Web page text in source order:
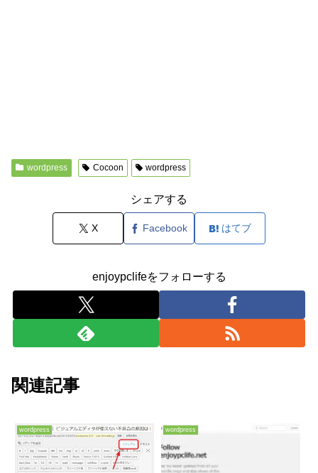
wordpress Cocoon wordpress
シェアする
X Facebook はてブ
enjoypclifeをフォローする
関連記事
wordpress wordpress